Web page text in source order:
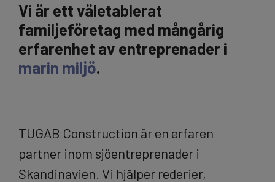
Vi är ett väletablerat
familjeföretag med mångårig
erfarenhet av entreprenader i
marin miljö.
TUGAB Construction är en erfaren
partner inom sjöentreprenader i
Skandinavien. Vi hjälper rederier,